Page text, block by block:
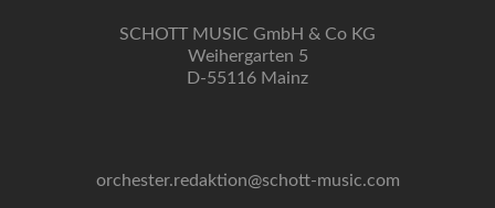
SCHOTT MUSIC GmbH & Co KG
Weihergarten 5
D-55116 Mainz
orchester.redaktion@schott-music.com